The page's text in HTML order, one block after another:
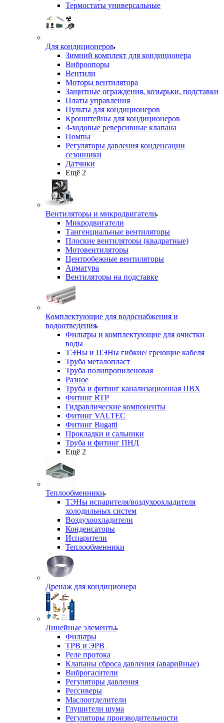
Термостаты универсальные
Для кондиционеров
Зимний комплект для кондиционера
Виброопоры
Вентили
Моторы вентилятора
Защитные ограждения, козырьки, подставки
Платы управления
Пульты для кондиционеров
Кронштейны для кондиционеров
4-ходовые реверсивные клапана
Помпы
Регуляторы давления конденсации
сезонники
Датчики
Ещё 2
Вентиляторы и микродвигатели
Микродвигатели
Тангенциальные вентиляторы
Плоские вентиляторы (квадратные)
Мотовентиляторы
Центробежные вентиляторы
Арматура
Вентиляторы на подставке
Комплектующие для водоснабжения и
водоотведения
Фильтры и комплектующие для очистки
воды
ТЭНы и ПЭНы гибкие/ греющие кабеля
Труба металопласт
Труба полипропиленовая
Разное
Труба и фитинг канализационная ПВХ
Фитинг RTP
Гидравлические компоненты
Фитинг VALTEC
Фитинг Bugatti
Прокладки и сальники
Труба и фитинг ПНД
Ещё 2
Теплообменники
ТЭНы испарителя/воздухоохладителя
холодильных систем
Воздухоохладители
Конденсаторы
Испарители
Теплообменники
Дренаж для кондиционера
Линейные элементы
Фильтры
ТРВ и ЭРВ
Реле протока
Клапаны сброса давления (аварийные)
Виброгасители
Регуляторы давления
Рессиверы
Маслоотделители
Глушители шума
Регуляторы производительности